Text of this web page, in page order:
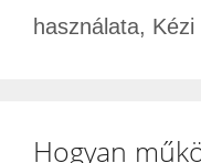
használata,
Hogyan